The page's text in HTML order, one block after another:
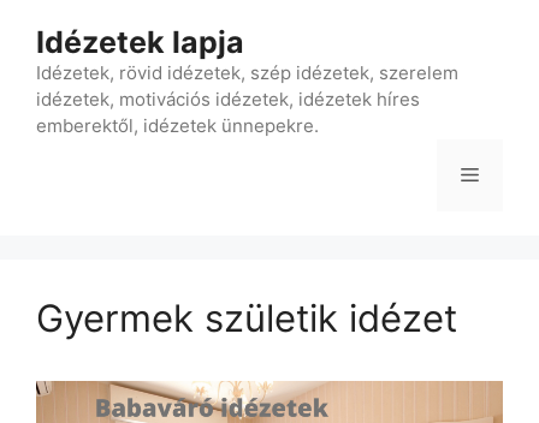
tartalomba
Idézetek lapja
Idézetek, rövid idézetek, szép idézetek, szerelem
idézetek, motivációs idézetek, idézetek híres
emberektől, idézetek ünnepekre.
Menü
Gyermek születik idézet